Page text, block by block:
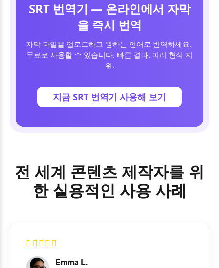
SRT 번역기 — 온라인에서 자막
을 즉시 번역
자막 파일을 업로드하고 원하는 언어로 번역하세요.
무료로 사용할 수 있습니다. 빠른 결과. 여러 형식 지
원.
지금 SRT 번역기 사용해 보기
전 세계 콘텐츠 제작자를 위
한 실용적인 사용 사례
Emma L.